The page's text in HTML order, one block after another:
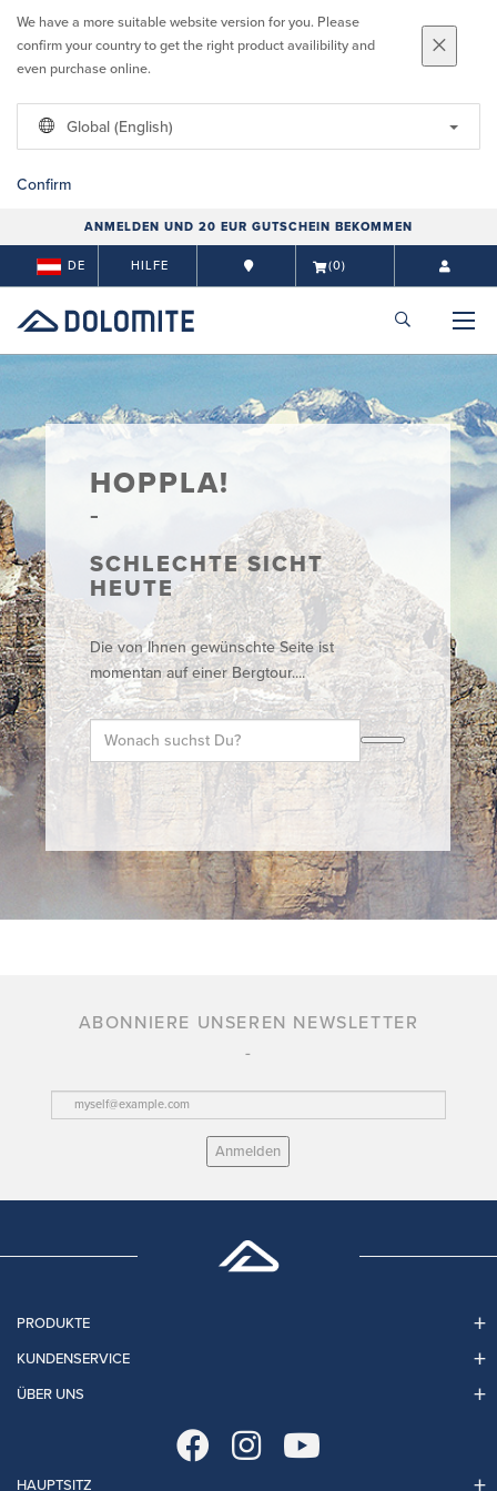
We have a more suitable website version for you. Please
confirm your country to get the right product availibility and
even purchase online.
Global (English)
Confirm
ANMELDEN UND 20 EUR GUTSCHEIN BEKOMMEN
DE HILFE (0)
HOPPLA!
SCHLECHTE SICHT
HEUTE
Die von Ihnen gewünschte Seite ist
momentan auf einer Bergtour....
ABONNIERE UNSEREN NEWSLETTER
Anmelden
PRODUKTE
KUNDENSERVICE
ÜBER UNS
HAUPTSITZ